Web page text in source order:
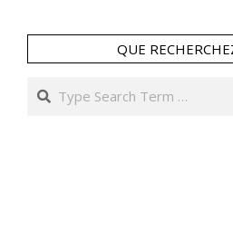
QUE
Search